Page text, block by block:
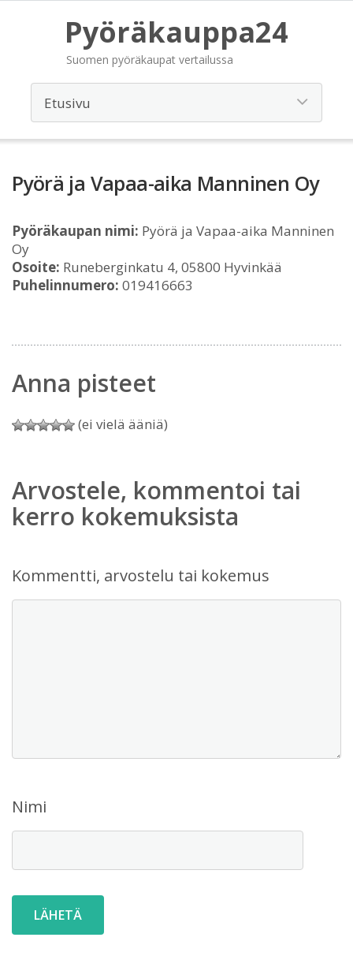
Pyöräkauppa24
Suomen pyöräkaupat vertailussa
Pyörä ja Vapaa-aika Manninen Oy
Pyöräkaupan nimi: Pyörä ja Vapaa-aika Manninen
Oy
Osoite: Runeberginkatu 4, 05800 Hyvinkää
Puhelinnumero: 019416663
Anna pisteet
(ei vielä ääniä)
Arvostele, kommentoi tai
kerro kokemuksista
Kommentti, arvostelu tai kokemus
Nimi